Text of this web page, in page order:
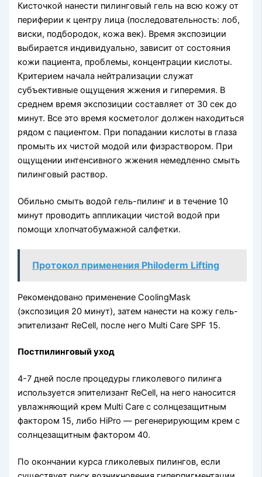
Кисточкой нанести пилинговый гель на всю кожу от
периферии к центру лица (последовательность: лоб,
виски, подбородок, кожа век). Время экспозиции
выбирается индивидуально, зависит от состояния
кожи пациента, проблемы, концентрации кислоты.
Критерием начала нейтрализации служат
субъективные ощущения жжения и гиперемия. В
среднем время экспозиции составляет от 30 сек до
минут. Все это время косметолог должен находиться
рядом с пациентом. При попадании кислоты в глаза
промыть их чистой модой или физраствором. При
ощущении интенсивного жжения немедленно смыть
пилинговый раствор.
Обильно смыть водой гель-пилинг и в течение 10
минут проводить аппликации чистой водой при
помощи хлопчатобумажной салфетки.
Протокол применения Philoderm Lifting
Рекомендовано применение CoolingMask
(экспозиция 20 минут), затем нанести на кожу гель-
эпителизант ReCell, после него Multi Care SPF 15.
Постпилинговый уход
4-7 дней после процедуры гликолевого пилинга
используется эпителизант ReCell, на него наносится
увлажняющий крем Multi Саrе с солнцезащитным
фактором 15, либо HiPro — регенерирующим крем с
солнцезащитным фактором 40.
По окончании курса гликолевых пилингов, если